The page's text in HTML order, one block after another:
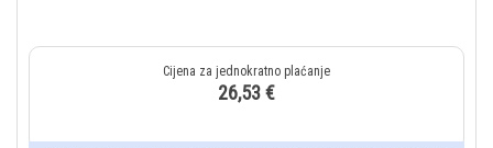
26,53 €